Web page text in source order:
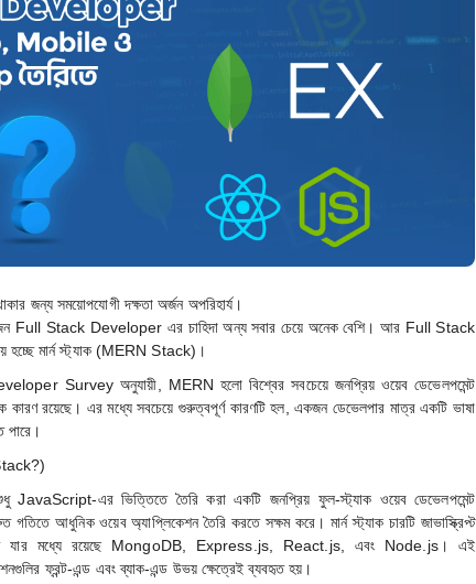
জন্য সময়োপযোগী দক্ষতা অর্জন অপরিহার্য।
Full Stack Developer এর চাহিদা অন্য সবার চেয়ে অনেক বেশি। আর Full Stack
মার্ন স্ট্যাক (MERN Stack)।
Survey অনুযায়ী, MERN হলো বিশ্বের সবচেয়ে জনপ্রিয় ওয়েব ডেভেলপমেন্ট
রয়েছে। এর মধ্যে সবচেয়ে গুরুত্বপূর্ণ কারণটি হল, একজন ডেভেলপার মাত্র একটি ভাষা
এর ভিত্তিতে তৈরি করা একটি জনপ্রিয় ফুল-স্ট্যাক ওয়েব ডেভেলপমেন্ট
আধুনিক ওয়েব অ্যাপ্লিকেশন তৈরি করতে সক্ষম করে। মার্ন স্ট্যাক চারটি জাভাস্ক্রিপ্ট
যার মধ্যে রয়েছে MongoDB, Express.js, React.js, এবং Node.js। এই
ফ্রন্ট-এন্ড এবং ব্যাক-এন্ড উভয় ক্ষেত্রেই ব্যবহৃত হয়।